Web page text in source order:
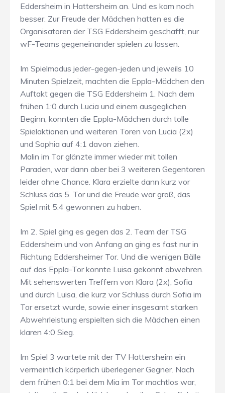
Eddersheim in Hattersheim an. Und es kam noch
besser. Zur Freude der Mädchen hatten es die
Organisatoren der TSG Eddersheim geschafft, nur
wF-Teams gegeneinander spielen zu lassen.
Im Spielmodus jeder-gegen-jeden und jeweils 10
Minuten Spielzeit, machten die Eppla-Mädchen den
Auftakt gegen die TSG Eddersheim 1. Nach dem
frühen 1:0 durch Lucia und einem ausgeglichen
Beginn, konnten die Eppla-Mädchen durch tolle
Spielaktionen und weiteren Toren von Lucia (2x)
und Sophia auf 4:1 davon ziehen.
Malin im Tor glänzte immer wieder mit tollen
Paraden, war dann aber bei 3 weiteren Gegentoren
leider ohne Chance. Klara erzielte dann kurz vor
Schluss das 5. Tor und die Freude war groß, das
Spiel mit 5:4 gewonnen zu haben.
Im 2. Spiel ging es gegen das 2. Team der TSG
Eddersheim und von Anfang an ging es fast nur in
Richtung Eddersheimer Tor. Und die wenigen Bälle
auf das Eppla-Tor konnte Luisa gekonnt abwehren.
Mit sehenswerten Treffern von Klara (2x), Sofia
und durch Luisa, die kurz vor Schluss durch Sofia im
Tor ersetzt wurde, sowie einer insgesamt starken
Abwehrleistung erspielten sich die Mädchen einen
klaren 4:0 Sieg.
Im Spiel 3 wartete mit der TV Hattersheim ein
vermeintlich körperlich überlegener Gegner. Nach
dem frühen 0:1 bei dem Mia im Tor machtlos war,